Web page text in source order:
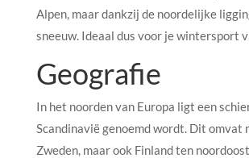
Alpen, maar dankzij de noordelijke
sneeuw. Ideaal dus voor je wintersport
Geografie
In het noorden van Europa ligt een
Scandinavië genoemd wordt. Dit omvat
Zweden, maar ook Finland ten